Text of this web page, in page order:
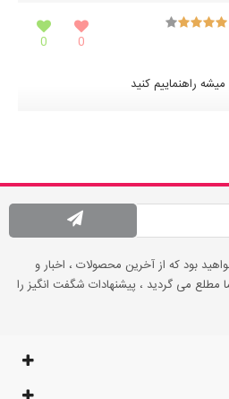
0
0
راهنماییم کنید
بود که از آخرین محصولات ، اخبار و
می گردید ، پیشنهادات شگفت انگیز را